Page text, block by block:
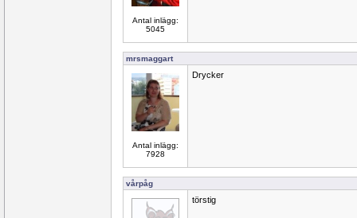
Antal inlägg:
5045
mrsmaggart
Antal inlägg:
7928
Drycker
vårpåg
törstig